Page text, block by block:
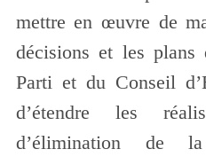
mettre en œuvre de
décisions et les
Parti et du Conseil
d’étendre les
d’élimination de